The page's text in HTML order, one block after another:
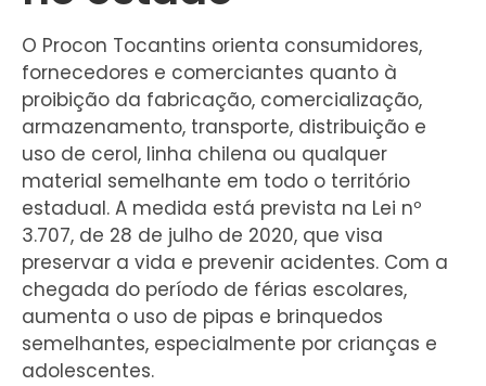
O Procon Tocantins orienta consumidores,
fornecedores e comerciantes quanto à
proibição da fabricação, comercialização,
armazenamento, transporte, distribuição e
uso de cerol, linha chilena ou qualquer
material semelhante em todo o território
estadual. A medida está prevista na Lei nº
3.707, de 28 de julho de 2020, que visa
preservar a vida e prevenir acidentes. Com a
chegada do período de férias escolares,
aumenta o uso de pipas e brinquedos
semelhantes, especialmente por crianças e
adolescentes.